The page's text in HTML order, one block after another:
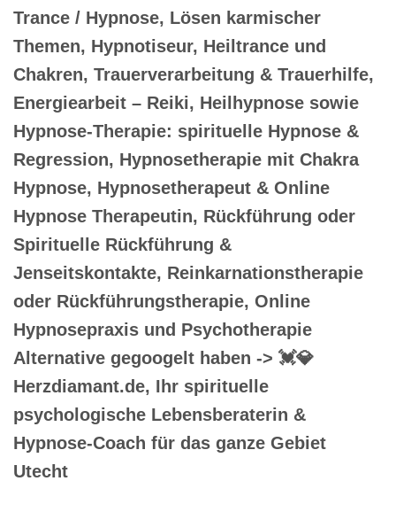
Trance / Hypnose, Lösen karmischer
Themen, Hypnotiseur, Heiltrance und
Chakren, Trauerverarbeitung & Trauerhilfe,
Energiearbeit – Reiki, Heilhypnose sowie
Hypnose-Therapie: spirituelle Hypnose &
Regression, Hypnosetherapie mit Chakra
Hypnose, Hypnosetherapeut & Online
Hypnose Therapeutin, Rückführung oder
Spirituelle Rückführung &
Jenseitskontakte, Reinkarnationstherapie
oder Rückführungstherapie, Online
Hypnosepraxis und Psychotherapie
Alternative gegoogelt haben -> 💓️💎
Herzdiamant.de, Ihr spirituelle
psychologische Lebensberaterin &
Hypnose-Coach für das ganze Gebiet
Utecht